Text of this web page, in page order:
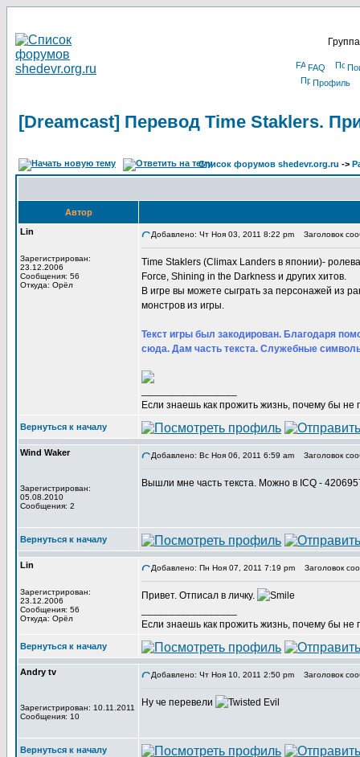
FAQ
Профиль
[Dreamcast] Перевод Time Staklers.
Список форумов shedevr.org.ru ->
Автор
Lin
Зарегистрирован:
23.12.2006
Сообщения: 56
Откуда: Орёл
Добавлено: Чт Ноя 03, 2011 8:22 pm Заголовок
Time Staklers (Climax Landers в японии)-
Force, Shining in the Darkness и других хитов.
В игре вы можете сыграть за персонажей из
монстров из игры.
Текст игры был закодирован. Благодаря
сюда. Дам часть текста. Служебные
Если знаешь как прожить жизнь, почему бы не
Вернуться к началу
Wind Waker
Зарегистрирован:
05.08.2010
Сообщения: 2
Добавлено: Вс Ноя 06, 2011 6:59 am Заголовок
Вышли мне часть текста. Можно в ICQ -
Вернуться к началу
Lin
Зарегистрирован:
23.12.2006
Сообщения: 56
Откуда: Орёл
Добавлено: Пн Ноя 07, 2011 7:19 pm Заголовок
Привет. Отписал в личку.
Если знаешь как прожить жизнь, почему бы не
Вернуться к началу
Andry tv
Зарегистрирован: 10.11.2011
Сообщения: 10
Добавлено: Чт Ноя 10, 2011 2:50 pm Заголовок
Ну че перевели
Вернуться к началу